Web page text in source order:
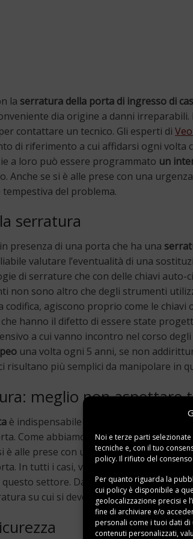
Noi e terze parti
tecniche e, con il tuo
policy. Il rifiuto del
Per quanto riguarda la
cui policy è disponibile a
geolocalizzazione precisi e
fine di archiviare e/o
personali come i tuoi dati di
contenuti personalizzati,
la serratura della porta di ingresso di
dia origine a danni
contattare un tecnico. Gli esperti di
di riferimento a cui affidarsi ogni volta
a loro può essere programmato un
Anche se si è alle prese con una
del problema.
serratura
presenza di una porta che ha una
valutare l’eventualità di una
di serrature che con delle chiavi
non sono altro che degli strumenti
codifica, agiscono proprio come le
hanno il difetto di essere state
a cui vanno incontro nel corso
una volta ogni 5 anni, se non
risultano più semplici da manipolare in
meglio non aspettare
è indispensabile in presenza di
Come abbiamo visto, però, in molte
è alle prese con un guasto ma, più
In tutti i casi, vale sempre la pena di
questo settore. Dal momento che le
su cui si deve intervenire), è